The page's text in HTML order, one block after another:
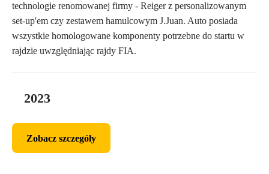
technologie renomowanej firmy - Reiger z personalizowanym
set-up'em czy zestawem hamulcowym J.Juan. Auto posiada
wszystkie homologowane komponenty potrzebne do startu w
rajdzie uwzględniając rajdy FIA.
2023
Zobacz szczegóły
Zobacz szczegóły